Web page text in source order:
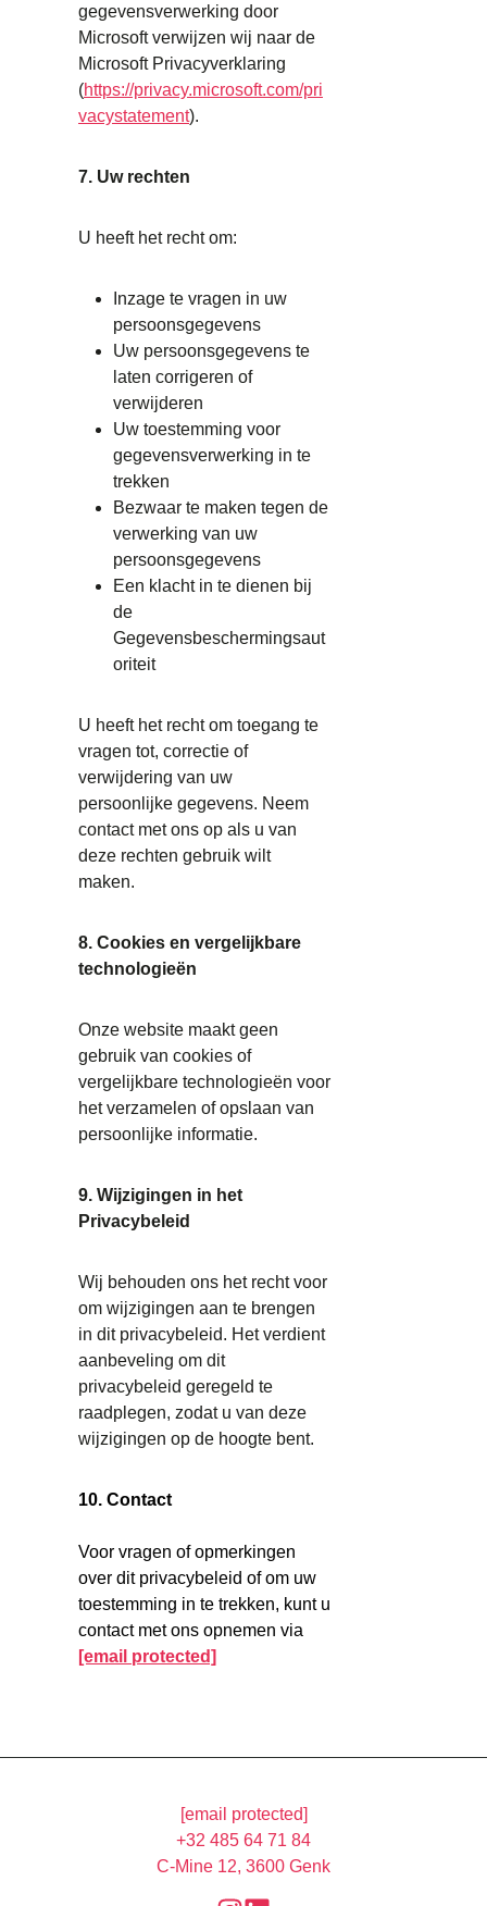
gegevensverwerking door
Microsoft verwijzen wij naar de
Microsoft Privacyverklaring
(https://privacy.microsoft.com/pri
vacystatement).
7. Uw rechten
U heeft het recht om:
Inzage te vragen in uw
persoonsgegevens
Uw persoonsgegevens te
laten corrigeren of
verwijderen
Uw toestemming voor
gegevensverwerking in te
trekken
Bezwaar te maken tegen de
verwerking van uw
persoonsgegevens
Een klacht in te dienen bij
de
Gegevensbeschermingsaut
oriteit
U heeft het recht om toegang te
vragen tot, correctie of
verwijdering van uw
persoonlijke gegevens. Neem
contact met ons op als u van
deze rechten gebruik wilt
maken.
8. Cookies en vergelijkbare
technologieën
Onze website maakt geen
gebruik van cookies of
vergelijkbare technologieën voor
het verzamelen of opslaan van
persoonlijke informatie.
9. Wijzigingen in het
Privacybeleid
Wij behouden ons het recht voor
om wijzigingen aan te brengen
in dit privacybeleid. Het verdient
aanbeveling om dit
privacybeleid geregeld te
raadplegen, zodat u van deze
wijzigingen op de hoogte bent.
10. Contact
Voor vragen of opmerkingen
over dit privacybeleid of om uw
toestemming in te trekken, kunt u
contact met ons opnemen via
[email protected]
[email protected]
+32 485 64 71 84
C-Mine 12, 3600 Genk